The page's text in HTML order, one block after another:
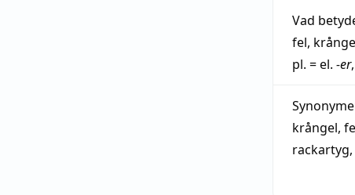
Vad
fel,
pl. = el. -er
krångel,
rackartyg,